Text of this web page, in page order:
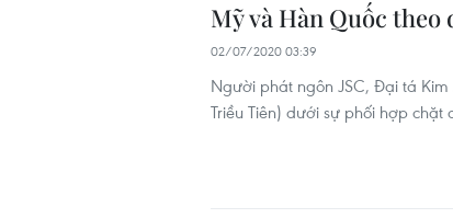
Mỹ và Hàn Quốc
02/07/2020 03:39
Người phát ngôn JSC, Đại tá
Triều Tiên) dưới sự phối hợp chặt